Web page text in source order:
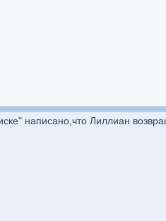
написано,что Лиллиан